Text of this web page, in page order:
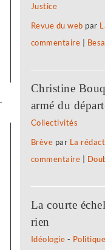
a
Justice
Revue du web par
commentaire
sur
le
a
Christine
armé du
Collectivités
Brève par La
commentaire
sur
le
La courte
rien
Idéologie - Politique